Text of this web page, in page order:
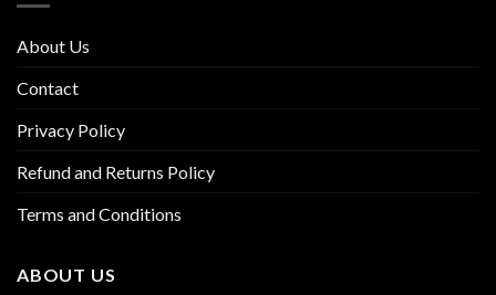
About Us
Contact
Privacy Policy
Refund and Returns Policy
Terms and Conditions
ABOUT US